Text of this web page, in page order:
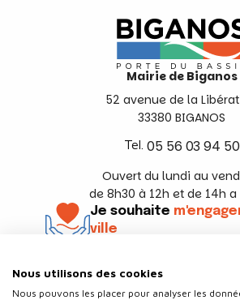
Mairie de Biganos
52 avenue de la
33380 BIGANOS
Tel. 05 56 03 94 50
Ouvert du lundi au
de 8h30 à 12h et de 14h a
Je souhaite
ville
Suivez-nous
Nous utilisons des cookies
Nous pouvons les placer pour analyser les